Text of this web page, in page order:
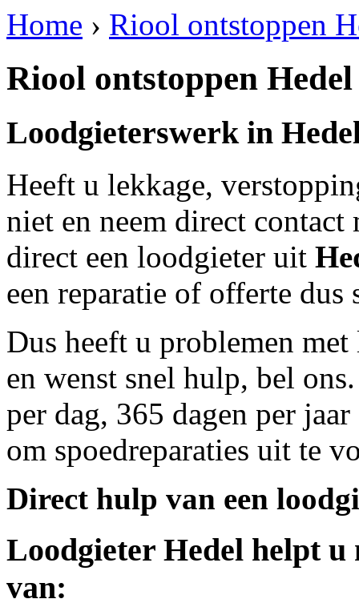
Home › Riool ontstoppen
Riool ontstoppen Hedel
Loodgieterswerk in
Heeft u lekkage,
niet en neem direct
direct een loodgieter uit
een reparatie of offerte
Dus heeft u problemen
en wenst snel hulp, bel
per dag, 365 dagen per
om spoedreparaties uit te
Direct hulp van een
Loodgieter Hedel helpt u
van: